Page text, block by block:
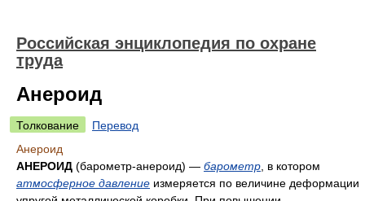
Российская энциклопедия по охране
труда
Анероид
Толкование
Перевод
Анероид
АНЕРОИД (барометр-анероид) — барометр , в котором
атмосферное давление измеряется по величине деформации